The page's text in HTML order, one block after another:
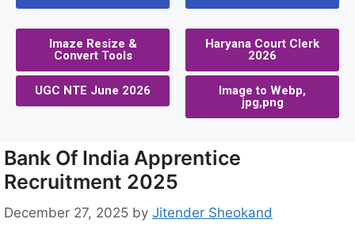
Imaze Resize &
Convert Tools
Haryana Court Clerk
2026
UGC NTE June 2026
Image to Webp,
jpg,png
Bank Of India Apprentice
Recruitment 2025
December 27, 2025 by Jitender Sheokand